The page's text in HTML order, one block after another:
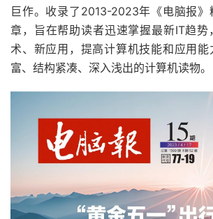
巨作。收录了2013-2023年《电脑报
章，旨在帮助读者迅速掌握最新IT趋势
术、新应用，提高计算机技能和应用
富、结构紧凑、深入浅出的计算机读物。